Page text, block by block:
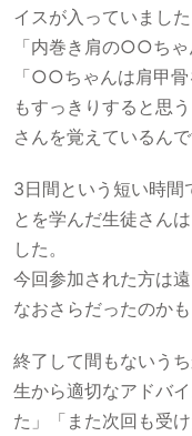
イスが入っていました
「内巻き肩の○○ちゃ
「○○ちゃんは肩甲
もすっきりすると思
さんを覚えているんで
3日間という短い時間
とを学んだ生徒さん
した。
今回参加された方は
なおさらだったのかも
終了して間もないう
生から適切なアドバ
た」「また次回も受